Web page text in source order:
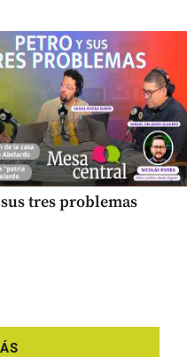
tres problemas